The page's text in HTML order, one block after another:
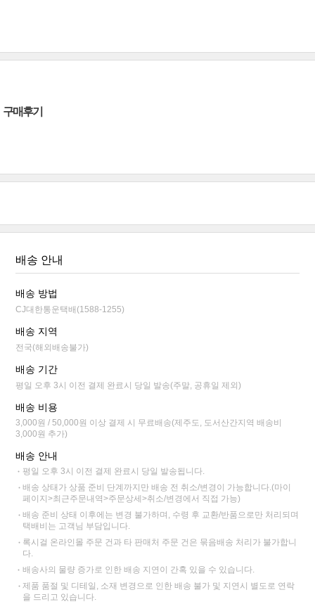
구매후기
배송 안내
배송 방법
CJ대한통운택배(1588-1255)
배송 지역
전국(해외배송불가)
배송 기간
평일 오후 3시 이전 결제 완료시 당일 발송(주말, 공휴일 제외)
배송 비용
3,000원 / 50,000원 이상 결제 시 무료배송(제주도, 도서산간지역 배송비
3,000원 추가)
배송 안내
평일 오후 3시 이전 결제 완료시 당일 발송됩니다.
배송 상태가 상품 준비 단계까지만 배송 전 취소/변경이 가능합니다.(마이
페이지>최근주문내역>주문상세>취소/변경에서 직접 가능)
배송 준비 상태 이후에는 변경 불가하며, 수령 후 교환/반품으로만 처리되며
택배비는 고객님 부담입니다.
록시걸 온라인몰 주문 건과 타 판매처 주문 건은 묶음배송 처리가 불가합니
다.
배송사의 물량 증가로 인한 배송 지연이 간혹 있을 수 있습니다.
제품 품절 및 디테일, 소재 변경으로 인한 배송 불가 및 지연시 별도로 연락
을 드리고 있습니다.